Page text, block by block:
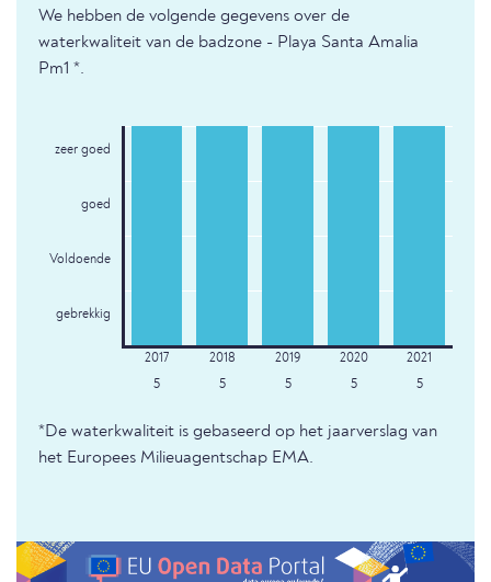
We hebben de volgende gegevens over de
waterkwaliteit van de badzone - Playa Santa Amalia
Pm1 *.
zeer goed
goed
Voldoende
gebrekkig
5 5 5 5 5
*De waterkwaliteit is gebaseerd op het jaarverslag van
het Europees Milieuagentschap EMA.